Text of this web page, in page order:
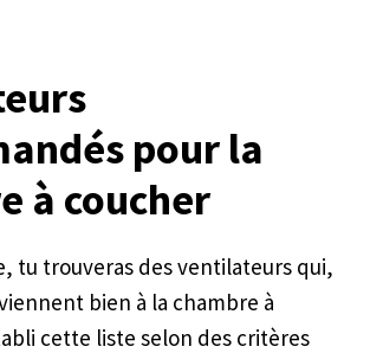
pour la
à coucher
tu trouveras des ventilateurs qui,
bien à la chambre à
cette liste selon des critères